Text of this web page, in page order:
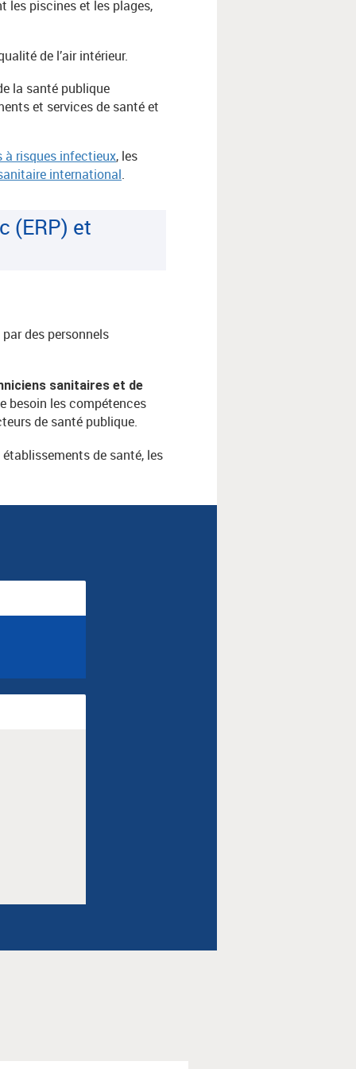
les piscines et les plages,
de l’air intérieur.
la santé publique
et services de santé et
à risques infectieux, les
international.
(ERP) et
des personnels
sanitaires et de
besoin les compétences
de santé publique.
de santé, les